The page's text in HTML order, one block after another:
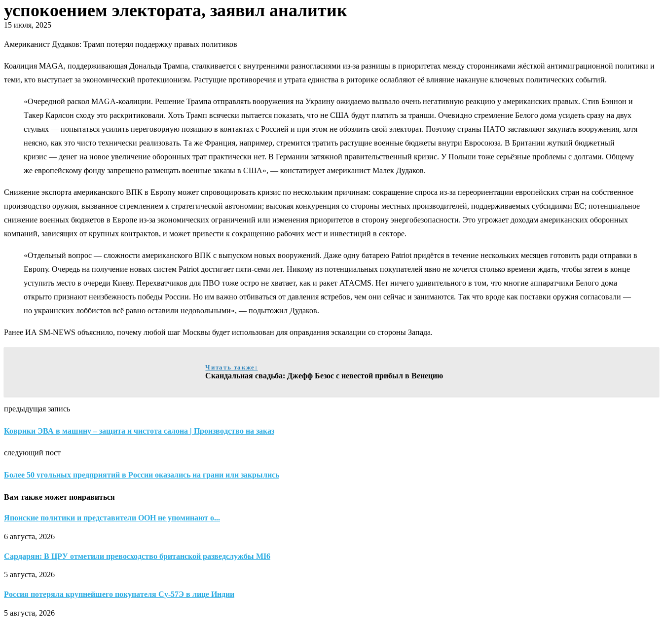
успокоением электората, заявил аналитик
15 июля, 2025
Американист Дудаков: Трамп потерял поддержку правых политиков
Коалиция MAGA, поддерживающая Дональда Трампа, сталкивается с внутренними разногласиями из-за разницы в приоритетах между сторонниками жёсткой антимиграционной политики и
теми, кто выступает за экономический протекционизм. Растущие противоречия и утрата единства в риторике ослабляют её влияние накануне ключевых политических событий.
«Очередной раскол MAGA-коалиции. Решение Трампа отправлять вооружения на Украину ожидаемо вызвало очень негативную реакцию у американских правых. Стив Бэннон и
Такер Карлсон сходу это раскритиковали. Хоть Трамп всячески пытается показать, что не США будут платить за транши. Очевидно стремление Белого дома усидеть сразу на двух
стульях — попытаться усилить переговорную позицию в контактах с Россией и при этом не обозлить свой электорат. Поэтому страны НАТО заставляют закупать вооружения, хотя
неясно, как это чисто технически реализовать. Та же Франция, например, стремится тратить растущие военные бюджеты внутри Евросоюза. В Британии жуткий бюджетный
кризис — денег на новое увеличение оборонных трат практически нет. В Германии затяжной правительственный кризис. У Польши тоже серьёзные проблемы с долгами. Общему
же европейскому фонду запрещено размещать военные заказы в США», — констатирует американист Малек Дудаков.
Снижение экспорта американского ВПК в Европу может спровоцировать кризис по нескольким причинам: сокращение спроса из-за переориентации европейских стран на собственное
производство оружия, вызванное стремлением к стратегической автономии; высокая конкуренция со стороны местных производителей, поддерживаемых субсидиями ЕС; потенциальное
снижение военных бюджетов в Европе из-за экономических ограничений или изменения приоритетов в сторону энергобезопасности. Это угрожает доходам американских оборонных
компаний, зависящих от крупных контрактов, и может привести к сокращению рабочих мест и инвестиций в секторе.
«Отдельный вопрос — сложности американского ВПК с выпуском новых вооружений. Даже одну батарею Patriot придётся в течение нескольких месяцев готовить ради отправки в
Европу. Очередь на получение новых систем Patriot достигает пяти-семи лет. Никому из потенциальных покупателей явно не хочется столько времени ждать, чтобы затем в конце
уступить место в очереди Киеву. Перехватчиков для ПВО тоже остро не хватает, как и ракет ATACMS. Нет ничего удивительного в том, что многие аппаратчики Белого дома
открыто признают неизбежность победы России. Но им важно отбиваться от давления ястребов, чем они сейчас и занимаются. Так что вроде как поставки оружия согласовали —
но украинских лоббистов всё равно оставили недовольными», — подытожил Дудаков.
Ранее ИА SM-NEWS объяснило, почему любой шаг Москвы будет использован для оправдания эскалации со стороны Запада.
Читать также:
Скандальная свадьба: Джефф Безос с невестой прибыл в Венецию
предыдущая запись
Коврики ЭВА в машину – защита и чистота салона | Производство на заказ
следующий пост
Более 50 угольных предприятий в России оказались на грани или закрылись
Вам также может понравиться
Японские политики и представители ООН не упоминают о...
6 августа, 2026
Сардарян: В ЦРУ отметили превосходство британской разведслужбы MI6
5 августа, 2026
Россия потеряла крупнейшего покупателя Су-57Э в лице Индии
5 августа, 2026